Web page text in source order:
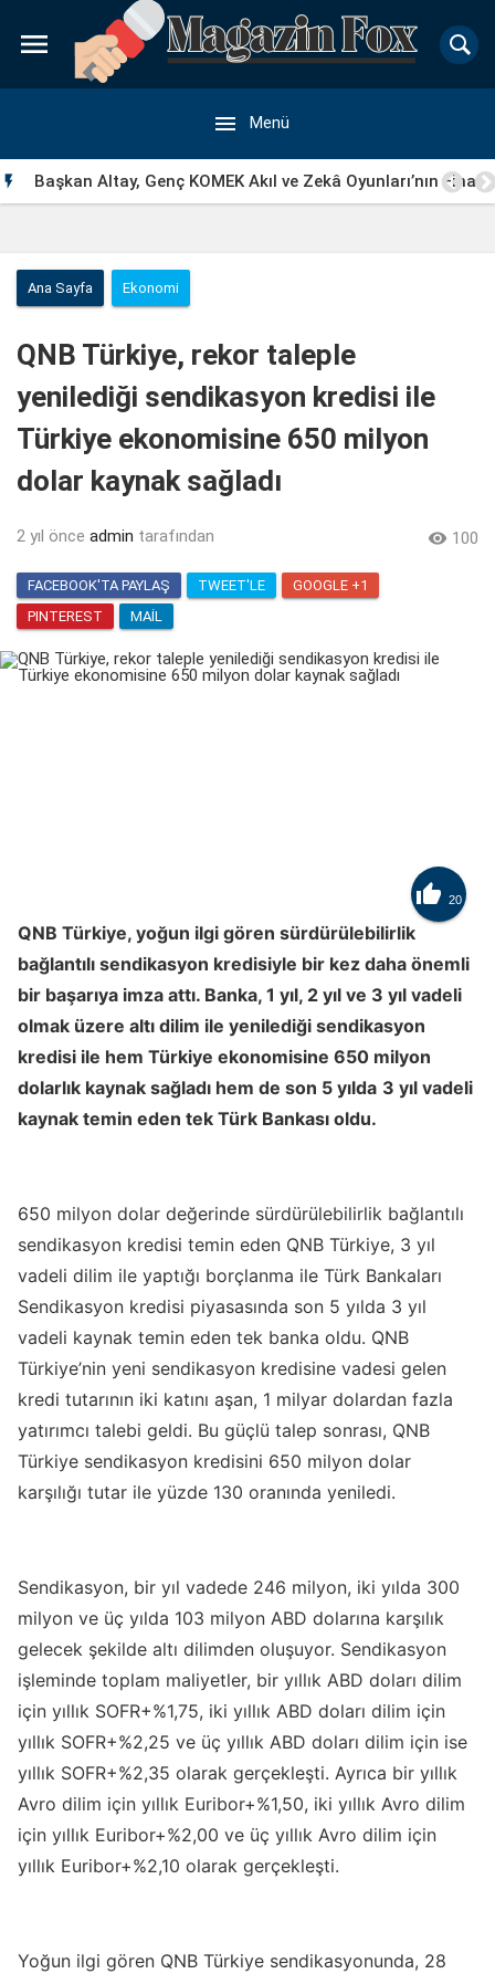

 Menü
 Başkan Altay, Genç KOMEK Akıl ve Zekâ Oyunları’nın Final
Ana Sayfa Ekonomi
QNB Türkiye, rekor taleple
yenilediği sendikasyon kredisi ile
Türkiye ekonomisine 650 milyon
dolar kaynak sağladı
2 yıl önce admin tarafından  100
FACEBOOK'TA PAYLAŞ TWEET'LE
GOOGLE +1
PINTEREST
MAIL
 20
QNB Türkiye, yoğun ilgi gören sürdürülebilirlik
bağlantılı sendikasyon kredisiyle bir kez daha önemli
bir başarıya imza attı. Banka, 1 yıl, 2 yıl ve 3 yıl vadeli
olmak üzere altı dilim ile yenilediği sendikasyon
kredisi ile hem Türkiye ekonomisine 650 milyon
dolarlık kaynak sağladı hem de son 5 yılda 3 yıl vadeli
kaynak temin eden tek Türk Bankası oldu.
650 milyon dolar değerinde sürdürülebilirlik bağlantılı
sendikasyon kredisi temin eden QNB Türkiye, 3 yıl
vadeli dilim ile yaptığı borçlanma ile Türk Bankaları
Sendikasyon kredisi piyasasında son 5 yılda 3 yıl
vadeli kaynak temin eden tek banka oldu. QNB
Türkiye’nin yeni sendikasyon kredisine vadesi gelen
kredi tutarının iki katını aşan, 1 milyar dolardan fazla
yatırımcı talebi geldi. Bu güçlü talep sonrası, QNB
Türkiye sendikasyon kredisini 650 milyon dolar
karşılığı tutar ile yüzde 130 oranında yeniledi.
Sendikasyon, bir yıl vadede 246 milyon, iki yılda 300
milyon ve üç yılda 103 milyon ABD dolarına karşılık
gelecek şekilde altı dilimden oluşuyor. Sendikasyon
işleminde toplam maliyetler, bir yıllık ABD doları dilim
için yıllık SOFR+%1,75, iki yıllık ABD doları dilim için
yıllık SOFR+%2,25 ve üç yıllık ABD doları dilim için ise
yıllık SOFR+%2,35 olarak gerçekleşti. Ayrıca bir yıllık
Avro dilim için yıllık Euribor+%1,50, iki yıllık Avro dilim
için yıllık Euribor+%2,00 ve üç yıllık Avro dilim için
yıllık Euribor+%2,10 olarak gerçekleşti.
Yoğun ilgi gören QNB Türkiye sendikasyonunda, 28